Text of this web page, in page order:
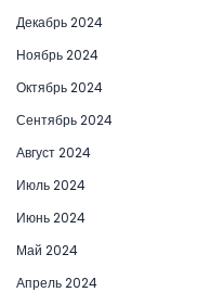
Декабрь 2024
Ноябрь 2024
Октябрь 2024
Сентябрь 2024
Август 2024
Июль 2024
Июнь 2024
Май 2024
Апрель 2024